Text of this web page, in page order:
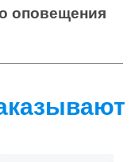
оповещения